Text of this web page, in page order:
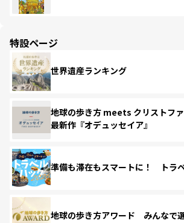
特設ページ
世界遺産ランキング
地球の歩き方 meets クリストフ
最新作『オデュッセイア』
準備も滞在もスマートに！ トラ
地球の歩き方アワード みんなで選